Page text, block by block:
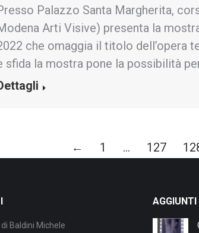
Palazzo Santa Margherita,
Arti Visive) presenta la
che omaggia il titolo dell’opera
sfida la mostra pone la possibilità
← 1 … 127
di Baldini Michele
AGGIUNTI